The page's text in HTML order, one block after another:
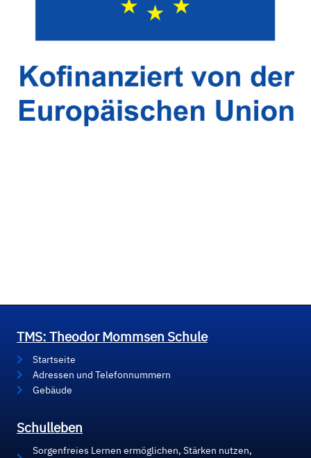
TMS: Theodor Mommsen Schule
Startseite
Adressen und Telefonnummern
Gebäude
Schulleben
Sorgenfreies Lernen ermöglichen, Stärken nutzen,